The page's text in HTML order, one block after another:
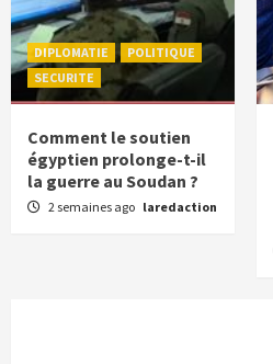
DIPLOMATIE
POLITIQUE
SECURITE
Comment le soutien
égyptien prolonge-t-il
la guerre au Soudan ?
2 semaines ago laredaction